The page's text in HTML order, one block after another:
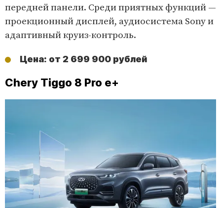
передней панели. Среди приятных функций —
проекционный дисплей, аудиосистема Sony и
адаптивный круиз-контроль.
Цена: от 2 699 900 рублей
Chery Tiggo 8 Pro e+